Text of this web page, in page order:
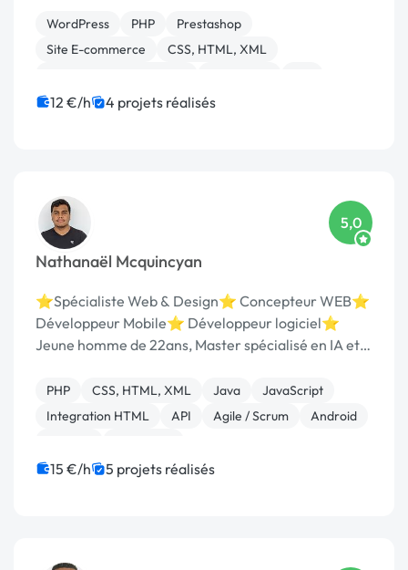
WordPress PHP
Prestashop
Site E-commerce
CSS, HTML, XML
Back-end
Front-end
12 €/h 4 projets réalisés
Nathanaël Mcquincyan
5,0
⭐Spécialiste Web & Design⭐ Concepteur WEB⭐
Développeur Mobile⭐ Développeur logiciel⭐
Jeune homme de 22ans, Master spécialisé en IA et
(Madagascar) et ESTIA (France). Je m'appelle
Nathanaël Mcquincyan , je...
PHP CSS, HTML, XML Java
JavaScript
Integration HTML
API Agile / Scrum
Android
15 €/h 5 projets réalisés